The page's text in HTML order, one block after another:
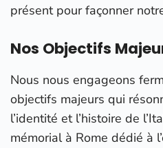
présent pour façonner
Nos Objectifs
Nous nous engageons
objectifs majeurs qui
l’identité et l’histoire de
mémorial à Rome dédié à